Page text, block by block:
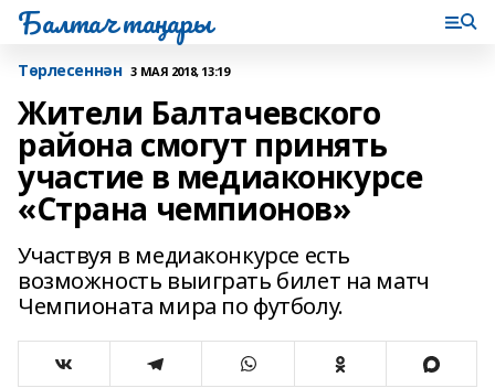
Балтач таңнары
Tөрлесеннән 3 МАЯ 2018, 13:19
Жители Балтачевского
района смогут принять
участие в медиаконкурсе
«Страна чемпионов»
Участвуя в медиаконкурсе есть
возможность выиграть билет на матч
Чемпионата мира по футболу.